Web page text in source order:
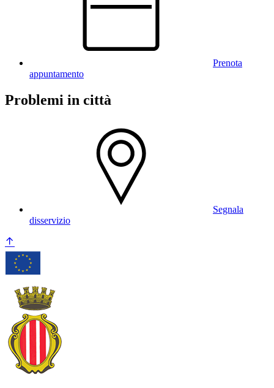
Prenota
appuntamento
Problemi in città
Segnala
disservizio